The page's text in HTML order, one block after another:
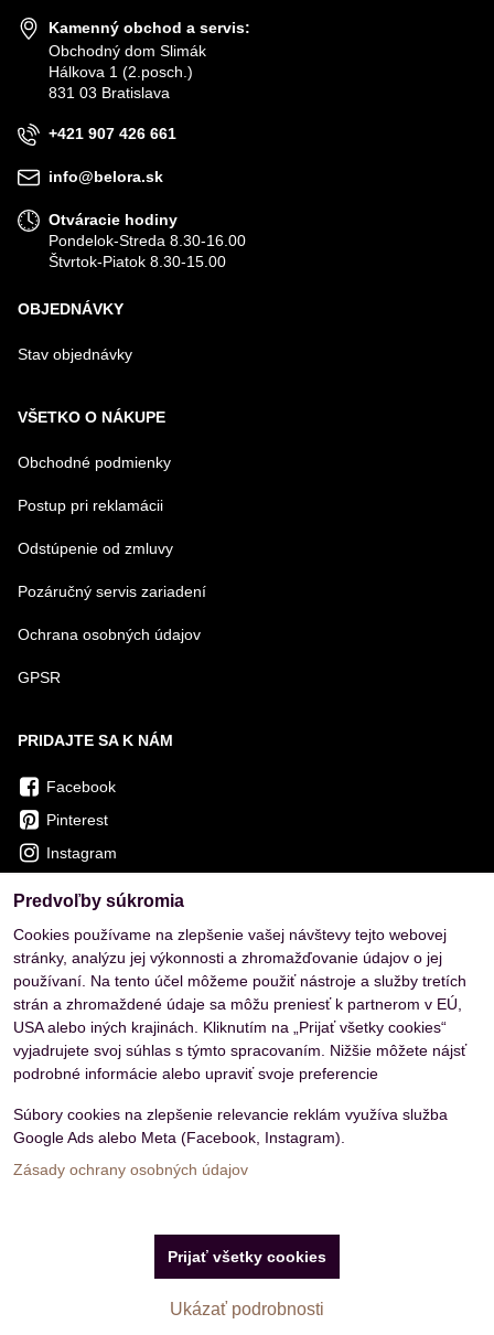
Kamenný obchod a servis:
Obchodný dom Slimák
Hálkova 1 (2.posch.)
831 03 Bratislava
+421 907 426 661
info@belora.sk
Otváracie hodiny
Pondelok-Streda 8.30-16.00
Štvrtok-Piatok 8.30-15.00
OBJEDNÁVKY
Stav objednávky
VŠETKO O NÁKUPE
Obchodné podmienky
Postup pri reklamácii
Odstúpenie od zmluvy
Pozáručný servis zariadení
Ochrana osobných údajov
GPSR
PRIDAJTE SA K NÁM
Facebook
Pinterest
Instagram
Zásady ochrany osobných údajov
Predvoľby súkromia
Cookies používame na zlepšenie vašej návštevy tejto webovej
stránky, analýzu jej výkonnosti a zhromažďovanie údajov o jej
používaní. Na tento účel môžeme použiť nástroje a služby tretích
strán a zhromaždené údaje sa môžu preniesť k partnerom v EÚ,
USA alebo iných krajinách. Kliknutím na „Prijať všetky cookies“
vyjadrujete svoj súhlas s týmto spracovaním. Nižšie môžete nájsť
podrobné informácie alebo upraviť svoje preferencie
Súbory cookies na zlepšenie relevancie reklám využíva služba
Google Ads alebo Meta (Facebook, Instagram).
Zásady ochrany osobných údajov
Ukázať podrobnosti
Prijať všetky cookies